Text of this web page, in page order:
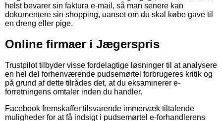
helst bevarer sin faktura e-mail, så man senere kan
dokumentere sin shopping, uanset om du skal købe gave til
en dreng eller pige.
Online firmaer i Jægerspris
Trustpilot tilbyder visse fordelagtige løsninger til at analysere
en hel del forhenværende pudsemørtel forbrugeres kritik og
på grund af dette tilrådes det, at du eksaminerer e-
forretningens omtaler inden du handler.
Facebook fremskaffer tilsvarende immervæk tiltalende
muligheder for at få indsigt i pudsemørtel e-forhandlerens